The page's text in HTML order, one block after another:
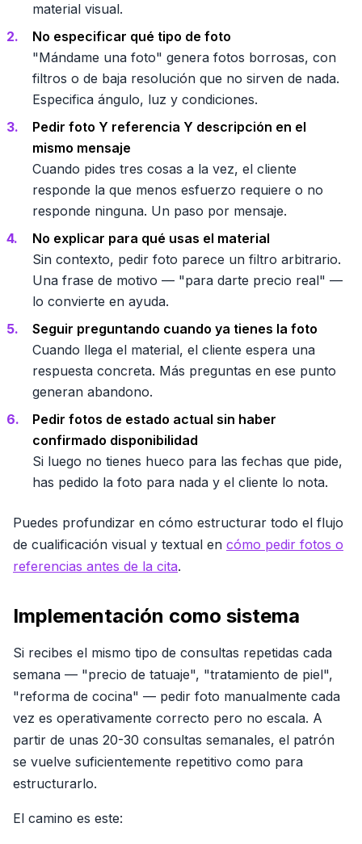
material visual.
No especificar qué tipo de foto
"Mándame una foto" genera fotos borrosas, con
filtros o de baja resolución que no sirven de nada.
Especifica ángulo, luz y condiciones.
Pedir foto Y referencia Y descripción en el
mismo mensaje
Cuando pides tres cosas a la vez, el cliente
responde la que menos esfuerzo requiere o no
responde ninguna. Un paso por mensaje.
No explicar para qué usas el material
Sin contexto, pedir foto parece un filtro arbitrario.
Una frase de motivo — "para darte precio real" —
lo convierte en ayuda.
Seguir preguntando cuando ya tienes la foto
Cuando llega el material, el cliente espera una
respuesta concreta. Más preguntas en ese punto
generan abandono.
Pedir fotos de estado actual sin haber
confirmado disponibilidad
Si luego no tienes hueco para las fechas que pide,
has pedido la foto para nada y el cliente lo nota.
Puedes profundizar en cómo estructurar todo el flujo
de cualificación visual y textual en cómo pedir fotos o
referencias antes de la cita.
Implementación como sistema
Si recibes el mismo tipo de consultas repetidas cada
semana — "precio de tatuaje", "tratamiento de piel",
"reforma de cocina" — pedir foto manualmente cada
vez es operativamente correcto pero no escala. A
partir de unas 20-30 consultas semanales, el patrón
se vuelve suficientemente repetitivo como para
estructurarlo.
El camino es este: